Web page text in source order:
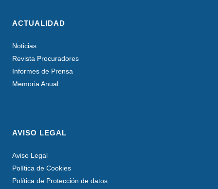
ACTUALIDAD
Noticias
Revista Procuradores
Informes de Prensa
Memoria Anual
AVISO LEGAL
Aviso Legal
Política de Cookies
Política de Protección de datos